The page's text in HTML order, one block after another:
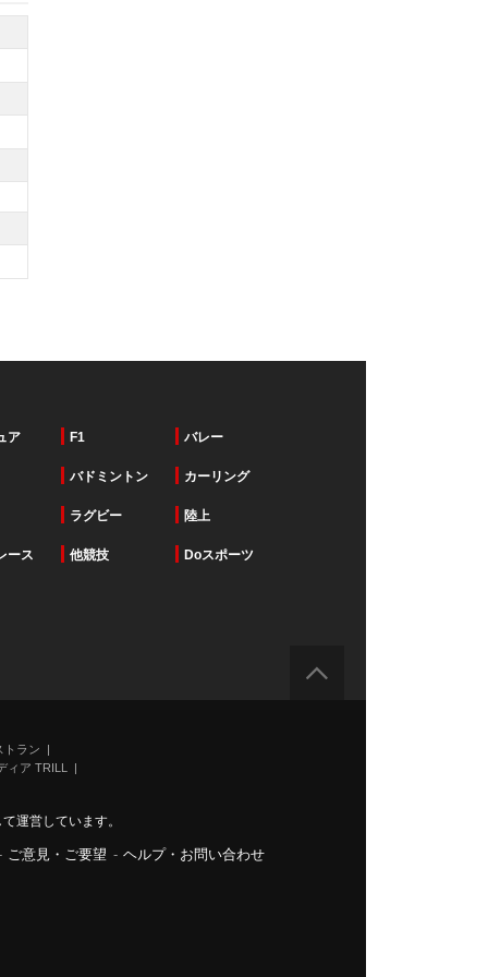
ア F1 バレー
バドミントン カーリング
ラグビー 陸上
ース 他競技 Doスポーツ
ラン
ィア TRILL
運営しています。
ご意見・ご要望 - ヘルプ・お問い合わせ